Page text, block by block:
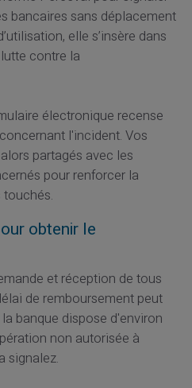
bancaires sans déplacement
elle s’insère dans
contre la
électronique recense
l'incident. Vos
partagés avec les
pour renforcer la
obtenir le
et réception de tous
de remboursement peut
banque dispose d'environ
non autorisée à
signalez.